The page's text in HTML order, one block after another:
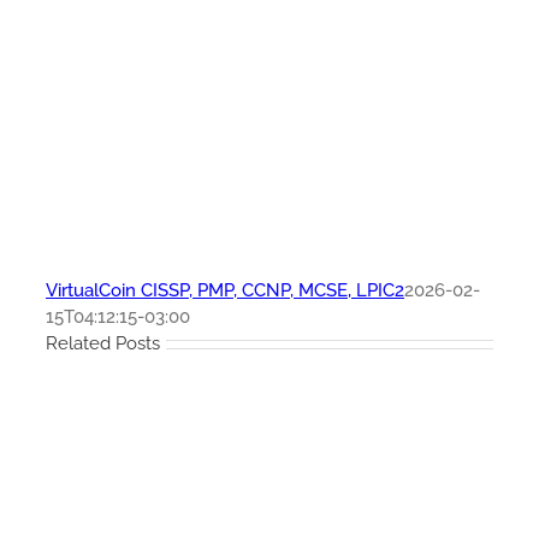
VirtualCoin CISSP, PMP, CCNP, MCSE, LPIC22026-02-
15T04:12:15-03:00
Related Posts